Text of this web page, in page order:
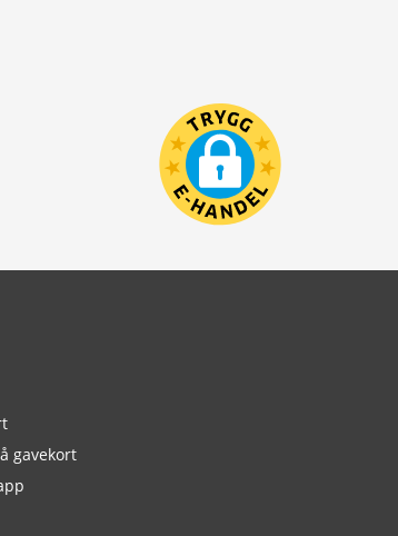
gavekort